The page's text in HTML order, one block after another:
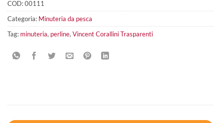
COD:00111
Categoria: Minuteria da pesca
Tag: minuteria, perline, Vincent Corallini Trasparenti